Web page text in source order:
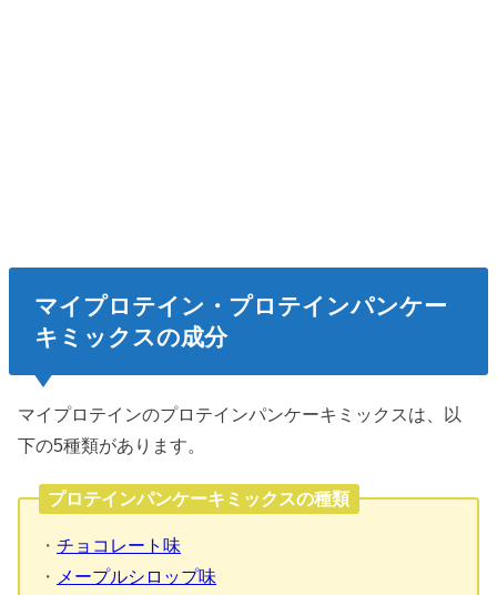
マイプロテイン・プロテインパンケー
キミックスの成分
マイプロテインのプロテインパンケーキミックスは、以
下の5種類があります。
プロテインパンケーキミックスの種類
・チョコレート味
・ メープルシロップ味